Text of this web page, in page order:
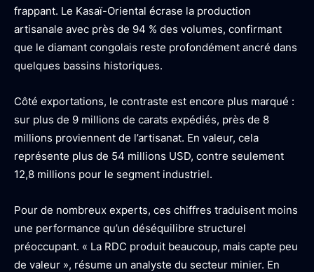
frappant. Le Kasaï-Oriental écrase la production
artisanale avec près de 94 % des volumes, confirmant
que le diamant congolais reste profondément ancré dans
quelques bassins historiques.
Côté exportations, le contraste est encore plus marqué :
sur plus de 9 millions de carats expédiés, près de 8
millions proviennent de l’artisanat. En valeur, cela
représente plus de 54 millions USD, contre seulement
12,8 millions pour le segment industriel.
Pour de nombreux experts, ces chiffres traduisent moins
une performance qu’un déséquilibre structurel
préoccupant. « La RDC produit beaucoup, mais capte peu
de valeur », résume un analyste du secteur minier. En